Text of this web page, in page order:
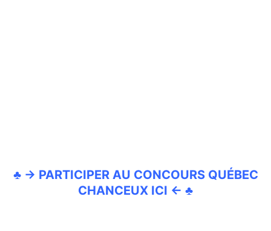
♣ → PARTICIPER AU CONCOURS QUÉBEC
CHANCEUX ICI ← ♣